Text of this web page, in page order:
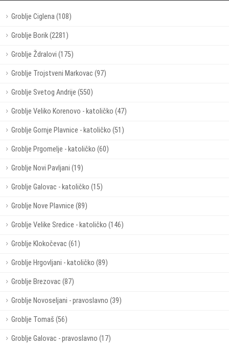
Groblje Ciglena (108)
Groblje Borik (2281)
Groblje Ždralovi (175)
Groblje Trojstveni Markovac (97)
Groblje Svetog Andrije (550)
Groblje Veliko Korenovo - katoličko (47)
Groblje Gornje Plavnice - katoličko (51)
Groblje Prgomelje - katoličko (60)
Groblje Novi Pavljani (19)
Groblje Galovac - katoličko (15)
Groblje Nove Plavnice (89)
Groblje Velike Sredice - katoličko (146)
Groblje Klokočevac (61)
Groblje Hrgovljani - katoličko (89)
Groblje Brezovac (87)
Groblje Novoseljani - pravoslavno (39)
Groblje Tomaš (56)
Groblje Galovac - pravoslavno (17)